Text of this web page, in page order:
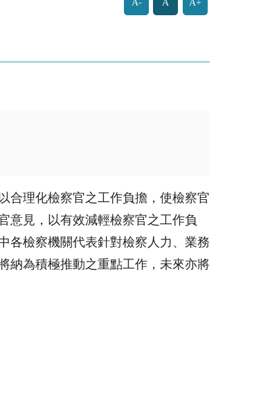
A- A A+
合理化檢察官之工作負擔，使檢察官
意見，以有效減輕檢察官之工作負
各檢察機關代表針對檢察人力、業務
納為積極推動之重點工作，未來亦將